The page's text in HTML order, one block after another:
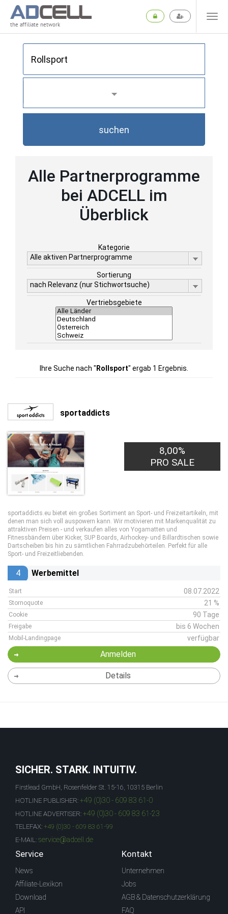
the affiliate network
suchen
Alle Partnerprogramme
bei ADCELL im
Überblick
Kategorie
Alle aktiven Partnerprogramme
Sortierung
nach Relevanz (nur Stichwortsuche)
Vertriebsgebiete
Ihre Suche nach " Rollsport" ergab 1 Ergebnis.
sportaddicts
8,00%
PRO SALE
sportaddicts.eu bietet ein großes Sortiment an Sport- und Freizeitartikeln, mit
denen man sich voll auspowern kann. Wir motivieren mit Markenqualität zu
attraktiven Preisen - und verkaufen alles von Yogamatten und
Fitnessbändern über Kicker, SUP Boards, Airhockey- und Billardtischen sowie
Dartscheiben bis hin zu sämtlichen Fahrradzubehörteilen. Perfekt für alle
Sport- und Freizeitliebenden.
4 Werbemittel
Start 08.07.2022
Stornoquote 21 %
Cookie 90 Tage
Freigabe bis 6 Wochen
Mobil-Landingpage verfügbar
Anmelden
Details
SICHER. STARK. INTUITIV.
Firstlead GmbH, Rosenfelder St. 15-16, 10315 Berlin
HOTLINE PUBLISHER: +49 (0)30 - 609 83 61-0
HOTLINE ADVERTISER: +49 (0)30 - 609 83 61-23
TELEFAX: +49 (0)30 - 609 83 61-99
E-MAIL: service@adcell.de
Service
News
Affiliate-Lexikon
Download
API
Kontakt
Unternehmen
Jobs
AGB & Datenschutzerklärung
FAQ